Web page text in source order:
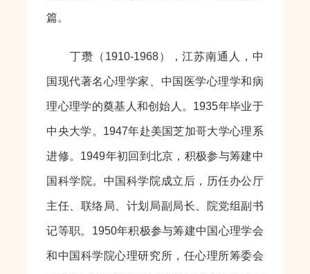
篇。
丁瓒（1910-1968），江苏南通人，中
国现代著名心理学家、中国医学心理学和病
理心理学的奠基人和创始人。1935年毕业于
中央大学。1947年赴美国芝加哥大学心理系
进修。1949年初回到北京，积极参与筹建中
国科学院。中国科学院成立后，历任办公厅
主任、联络局、计划局副局长、院党组副书
记等职。1950年积极参与筹建中国心理学会
和中国科学院心理研究所，任心理所筹委会